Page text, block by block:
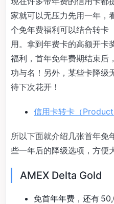
家就可以无压力先用一年，
个免年费福利可以结合转
用。拿到年费卡的高额开卡
福利，首年免年费期结束后
功与名！另外，某些卡降级
待下次花开！
信用卡转卡（
所以下面就介绍几张首年免
些一年后的降级选项，方便
AMEX Delta Gold
免首年年费，还有